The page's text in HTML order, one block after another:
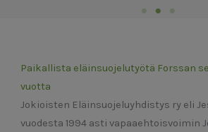
Paikallista eläinsuojelutyötä Forssan
vuotta
Jokioisten Eläinsuojeluyhdistys ry eli
vuodesta 1994 asti vapaaehtoisvoimin